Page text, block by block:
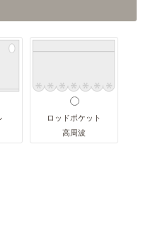
ロッドポケット
高周波